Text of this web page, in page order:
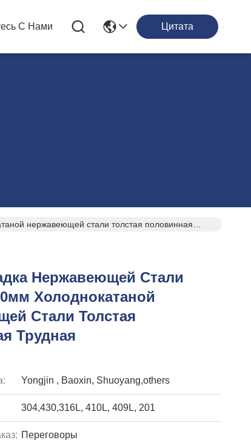
С Нами Цитата
нержавеющей стали толстая половинная
Нержавеющей Стали
Холоднокатаной
Стали Толстая
Трудная
Yongjin , Baoxin, Shuoyang,others
304,430,316L, 410L, 409L, 201
Переговоры